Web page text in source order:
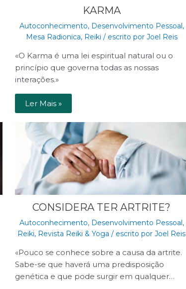
KARMA
Autoconhecimento, Desenvolvimento Pessoal ,
Mesa Radionica, Reiki / escrito por Joel Reis
«O Karma é uma lei espiritual natural ou o
princípio que governa todas as nossas
interações.»
Ler Mais »
CONSIDERA TER ARTRITE?
Autoconhecimento, Desenvolvimento Pessoal,
Reiki, Revista Reiki & Yoga / escrito por Joel Reis
«Pouco se conhece sobre a causa da artrite.
Sabe-se que haverá uma predisposição
genética e que pode surgir em qualquer…